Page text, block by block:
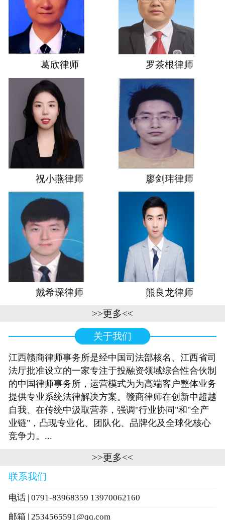
葛欣律师 罗茶根律师
祝小燕律师 廖剑玮律师
戴希琛律师 熊良龙律师
>>更多<<
关于我们
江西赣商律师事务所是经中国司法部核名、江西省司
法厅批准设立的一家专注于投融资领域综合性合伙制
的中国律师事务所，运营模式为为高端客户整体业务
提供专业系统法律解决方案。赣商律师在创新中超越
自我、在传统中汲取营养，强调"行业协同"和"全产
业链"，凸现专业化、团队化、品牌化及全球化核心
竞争力。...
>>更多<<
联系我们
电话 | 0791-83968359 13970062160
邮箱 | 2534565591@qq.com